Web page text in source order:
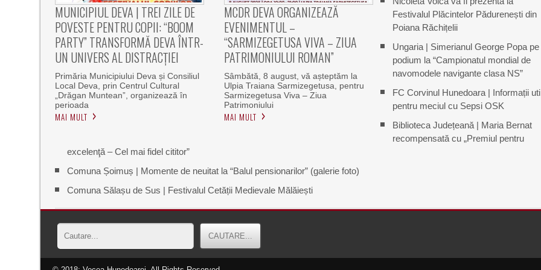
MUNICIPIUL DEVA | TREI ZILE DE
POVESTE PENTRU COPII: “BOOM
PARTY” TRANSFORMĂ DEVA ÎNTR-
UN UNIVERS AL DISTRACȚIEI
Primăria Municipiului Deva și Consiliul
Local Deva, prin Centrul Cultural
„Drăgan Muntean”, organizează în
perioada
MAI MULT
MCDR DEVA ORGANIZEAZĂ
EVENIMENTUL –
“SARMIZEGETUSA VIVA – ZIUA
PATRIMONIULUI ROMAN”
Sâmbătă, 8 august, vă așteptăm la
Ulpia Traiana Sarmizegetusa, pentru
Sarmizegetusa Viva – Ziua
Patrimoniului
MAI MULT
Festivalul Plăcintelor Pădurenești din
Poiana Răchițelii
Ungaria | Simerianul George Popa pe
podium la “Campionatul mondial de
navomodele navigante clasa NS”
FC Corvinul Hunedoara | Informații
pentru meciul cu Sepsi OSK
Biblioteca Județeană | Maria Bernat
recompensată cu „Premiul pentru
excelenţă – Cel mai fidel cititor”
Comuna Șoimuș | Momente de neuitat la “Balul pensionarilor” (galerie foto)
Comuna Sălașu de Sus | Festivalul Cetății Medievale Mălăiești